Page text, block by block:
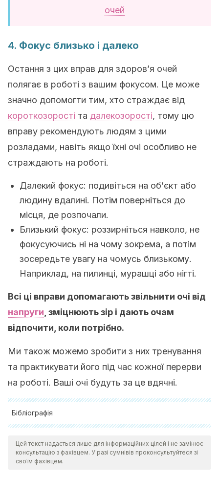
очей
4. Фокус близько і далеко
Остання з цих вправ для здоров’я очей
полягає в роботі з вашим фокусом. Це може
значно допомогти тим, хто страждає від
короткозорості та далекозорості, тому цю
вправу рекомендують людям з цими
розладами, навіть якщо їхні очі особливо не
страждають на роботі.
Далекий фокус: подивіться на об’єкт або
людину вдалині. Потім поверніться до
місця, де розпочали.
Близький фокус: роззирніться навколо, не
фокусуючись ні на чому зокрема, а потім
зосередьте увагу на чомусь близькому.
Наприклад, на пилинці, мурашці або нігті.
Всі ці вправи допомагають звільнити очі від
напруги , зміцнюють зір і дають очам
відпочити, коли потрібно.
Ми також можемо зробити з них тренування
та практикувати його під час кожної перерви
на роботі. Ваші очі будуть за це вдячні.
Бібліографія
computadora.Revista de Faridpur Medical College,10(1),
33- 35. https://doi.org/10.3329/fmcj.v10i1.27923
Цей текст надається лише для інформаційних цілей і не замінює
консультацію з фахівцем. У разі сумнівів проконсультуйтеся зі
своїм фахівцем.